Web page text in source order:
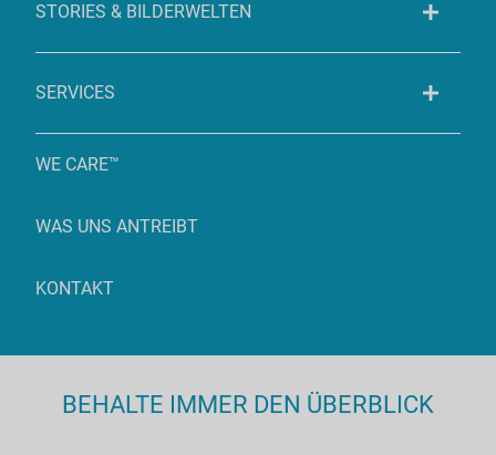
STORIES & BILDERWELTEN
SERVICES
WE CARE™
WAS UNS ANTREIBT
KONTAKT
BEHALTE IMMER DEN ÜBERBLICK